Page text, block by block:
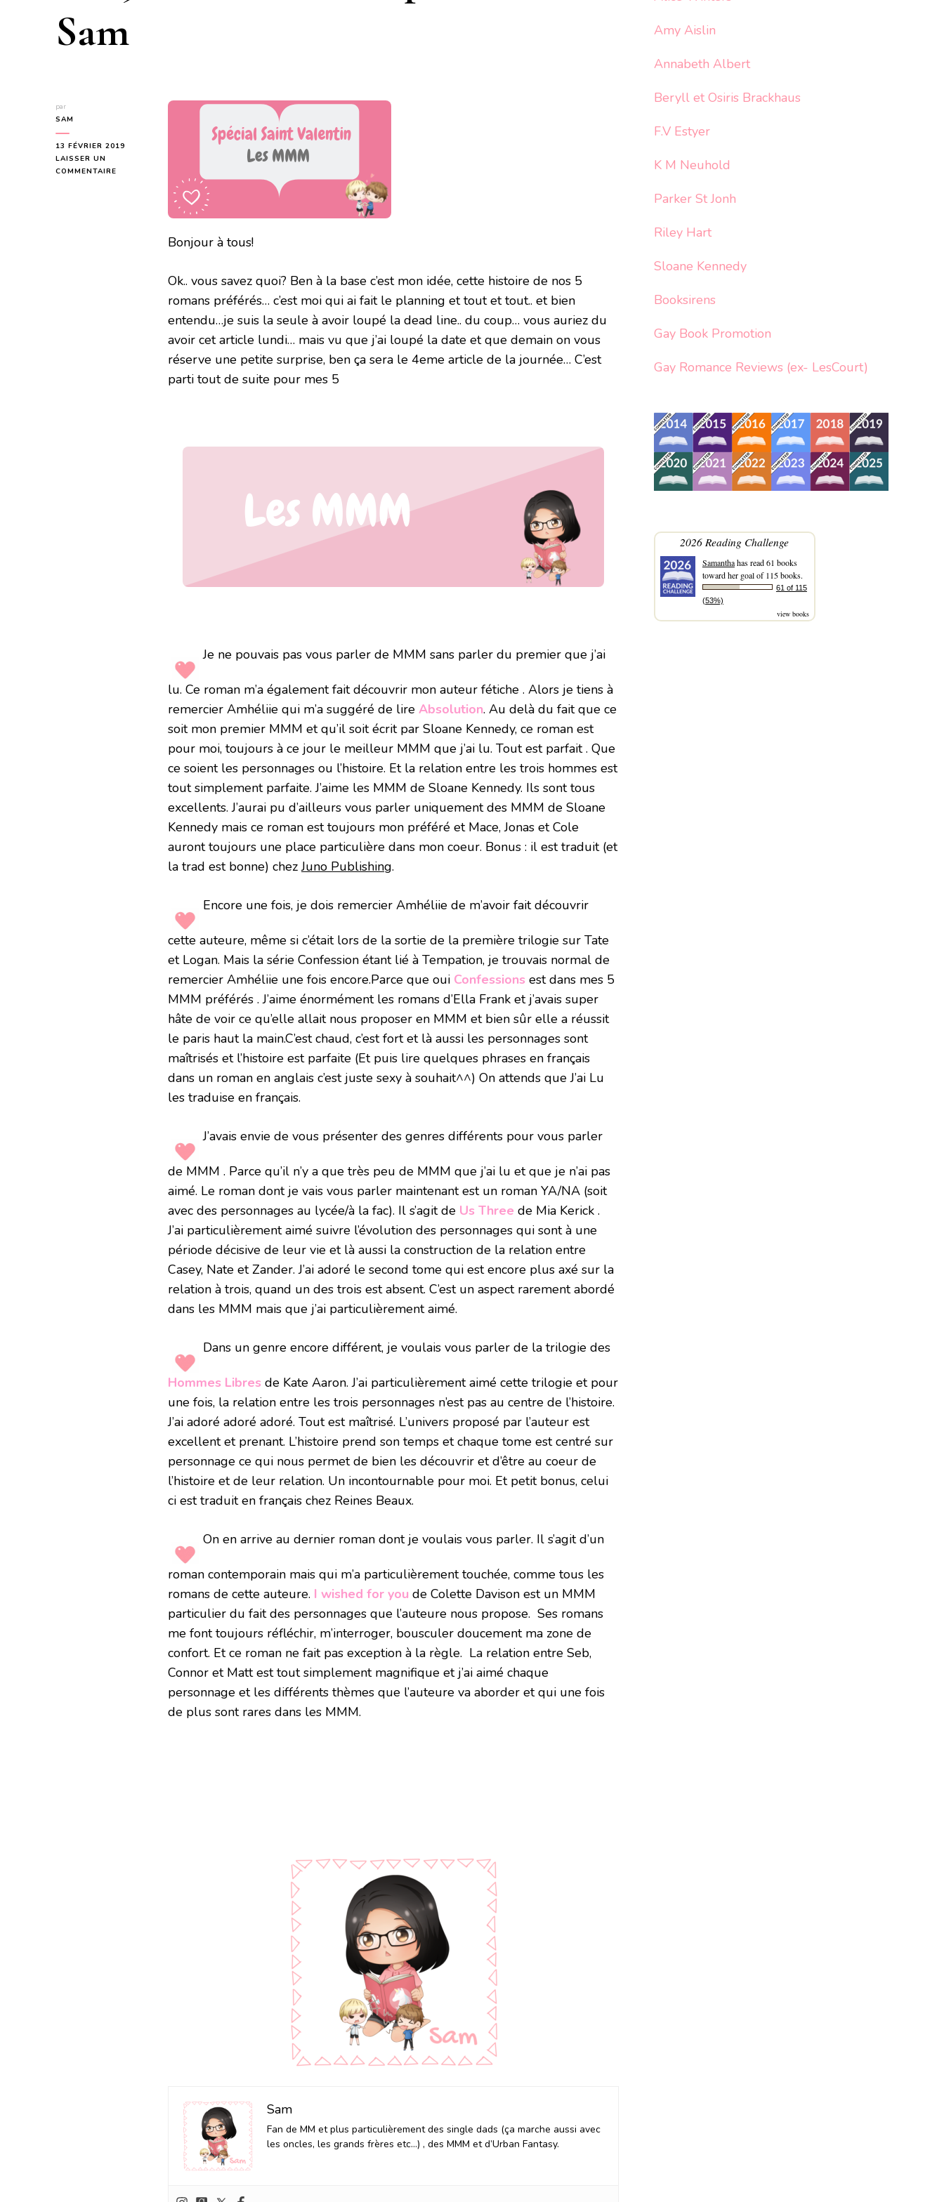
Sam
par
SAM
13 FÉVRIER 2019
LAISSER UN
COMMENTAIRE
Bonjour à tous!
Ok.. vous savez quoi? Ben à la base c’est mon idée, cette histoire de nos 5
romans préférés… c’est moi qui ai fait le planning et tout et tout.. et bien
entendu…je suis la seule à avoir loupé la dead line.. du coup… vous auriez du
avoir cet article lundi… mais vu que j’ai loupé la date et que demain on vous
réserve une petite surprise, ben ça sera le 4eme article de la journée… C’est
parti tout de suite pour mes 5
Je ne pouvais pas vous parler de MMM sans parler du premier que j’ai
lu. Ce roman m’a également fait découvrir mon auteur fétiche . Alors je tiens à
remercier Amhéliie qui m’a suggéré de lire Absolution. Au delà du fait que ce
soit mon premier MMM et qu’il soit écrit par Sloane Kennedy, ce roman est
pour moi, toujours à ce jour le meilleur MMM que j’ai lu. Tout est parfait . Que
ce soient les personnages ou l’histoire. Et la relation entre les trois hommes est
tout simplement parfaite. J’aime les MMM de Sloane Kennedy. Ils sont tous
excellents. J’aurai pu d’ailleurs vous parler uniquement des MMM de Sloane
Kennedy mais ce roman est toujours mon préféré et Mace, Jonas et Cole
auront toujours une place particulière dans mon coeur. Bonus : il est traduit (et
la trad est bonne) chezJuno Publishing.
Encore une fois, je dois remercier Amhéliie de m’avoir fait découvrir
cette auteure, même si c’était lors de la sortie de la première trilogie sur Tate
et Logan. Mais la série Confession étant lié à Tempation, je trouvais normal de
remercier Amhéliie une fois encore.Parce que oui Confessions est dans mes 5
MMM préférés . J’aime énormément les romans d’Ella Frank et j’avais super
hâte de voir ce qu’elle allait nous proposer en MMM et bien sûr elle a réussit
le paris haut la main.C’est chaud, c’est fort et là aussi les personnages sont
maîtrisés et l’histoire est parfaite (Et puis lire quelques phrases en français
dans un roman en anglais c’est juste sexy à souhait^^) On attends que J’ai Lu
les traduise en français.
J’avais envie de vous présenter des genres différents pour vous parler
de MMM . Parce qu’il n’y a que très peu de MMM que j’ai lu et que je n’ai pas
aimé. Le roman dont je vais vous parler maintenant est un roman YA/NA (soit
avec des personnages au lycée/à la fac). Il s’agit de Us Three de Mia Kerick .
J’ai particulièrement aimé suivre l’évolution des personnages qui sont à une
période décisive de leur vie et là aussi la construction de la relation entre
Casey, Nate et Zander. J’ai adoré le second tome qui est encore plus axé sur la
relation à trois, quand un des trois est absent. C’est un aspect rarement abordé
dans les MMM mais que j’ai particulièrement aimé.
Dans un genre encore différent, je voulais vous parler de la trilogie des
Hommes Libres de Kate Aaron. J’ai particulièrement aimé cette trilogie et pour
une fois, la relation entre les trois personnages n’est pas au centre de l’histoire.
J’ai adoré adoré adoré. Tout est maîtrisé. L’univers proposé par l’auteur est
excellent et prenant. L’histoire prend son temps et chaque tome est centré sur
personnage ce qui nous permet de bien les découvrir et d’être au coeur de
l’histoire et de leur relation. Un incontournable pour moi. Et petit bonus, celui
ci est traduit en français chez Reines Beaux.
On en arrive au dernier roman dont je voulais vous parler. Il s’agit d’un
roman contemporain mais qui m’a particulièrement touchée, comme tous les
romans de cette auteure. I wished for you de Colette Davison est un MMM
particulier du fait des personnages que l’auteure nous propose. Ses romans
me font toujours réfléchir, m’interroger, bousculer doucement ma zone de
confort. Et ce roman ne fait pas exception à la règle. La relation entre Seb,
Connor et Matt est tout simplement magnifique et j’ai aimé chaque
personnage et les différents thèmes que l’auteure va aborder et qui une fois
de plus sont rares dans les MMM.
Sam
Fan de MM et plus particulièrement des single dads (ça marche aussi avec
les oncles, les grands frères etc…) , des MMM et d’Urban Fantasy.
Amy Aislin
Annabeth Albert
Beryll et Osiris Brackhaus
F.V Estyer
K M Neuhold
Parker St Jonh
Riley Hart
Sloane Kennedy
Booksirens
Gay Book Promotion
Gay Romance Reviews (ex- LesCourt)
2026 Reading Challenge
Samanthahas read 61 books
toward her goal of 115 books.
61 of 115
(53%)
view books